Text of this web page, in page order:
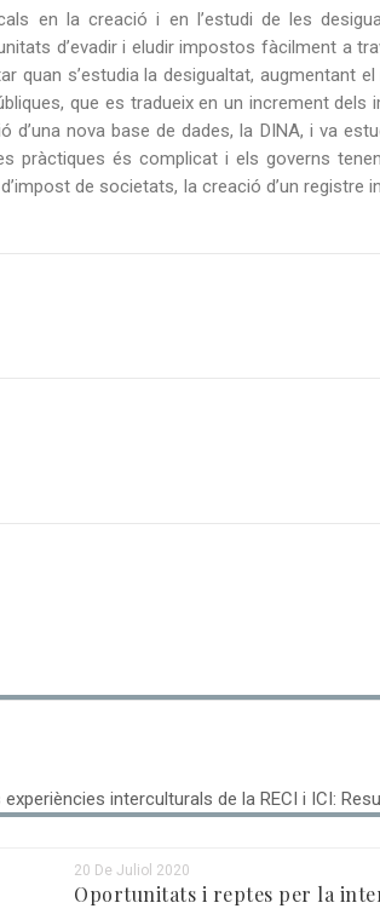
en la creació i en l’estudi de les
d’evadir i eludir impostos fàcilment a
s’estudia la desigualtat, augmentant
que es tradueix en un increment
nova base de dades, la DINA, i va
pràctiques és complicat i els governs
de societats, la creació d’un registre
1 De Desembre 2020
20 De Juliol 2020
Oportunitats i reptes per la